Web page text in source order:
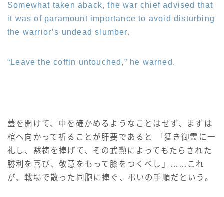
Somewhat taken aback, the war chief advised that
it was of paramount importance to avoid disturbing
the warrior’s undead slumber.
“Leave the coffin untouched,” he warned.
蓋を開けて、中を確かめるようなことはせず、まずは
棺へ向かって祈ることが肝要であると 「猛き御霊に一
礼し、黙祷を捧げて、その武勲によってもたらされた
勝利を喜び、敬意をもって膝をつくべし」……これ
が、戦場で散った同胞に捧ぐ、弔いの手順だという。